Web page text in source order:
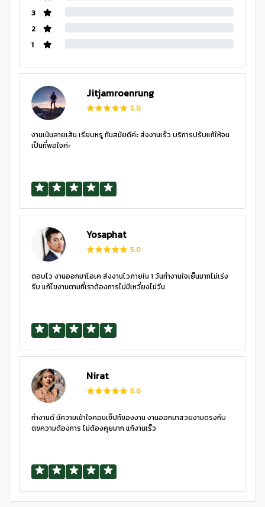
3
2
1
Jitjamroenrung
5.0
งานเน้นลายเส้น เรียบหรู ทันสมัยดีค่ะ ส่งงานเร็ว บริการปรับแก้ให้จน
เป็นที่พอใจค่ะ
Yosaphat
5.0
ตอบไว งานออกมาโอเค ส่งงานไวภายใน 1 วันทำงานใจเย็นมากไม่เร่ง
รีบ แก้ไขงานตามที่เราต้องการไม่มีเหวี่ยงไม่วีน
Nirat
5.0
ทำงานดี มีความเข้าใจคอนเซ็ปท์ของงาน งานออกมาสวยงามตรงกับ
ตฃความต้องการ ไม่ต้องคุยมาก แก้งานเร็ว